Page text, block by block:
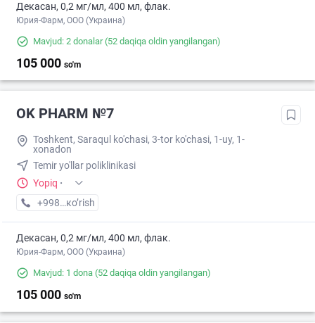
Декасан, 0,2 мг/мл, 400 мл, флак.
Юрия-Фарм, ООО (Украина)
Mavjud: 2 donalar(52 daqiqa oldin yangilangan)
105 000 so'm
OK PHARM №7
Toshkent, Saraqul ko'chasi, 3-tor ko'chasi, 1-uy, 1-
xonadon
Temir yo'llar poliklinikasi
Yopiq ·
+998 (90) XXX-XX-XX
кo’rish
Декасан, 0,2 мг/мл, 400 мл, флак.
Юрия-Фарм, ООО (Украина)
Mavjud: 1 dona (52 daqiqa oldin yangilangan)
105 000 so'm